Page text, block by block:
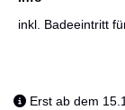
inkl. Badeeintritt
Erst ab dem